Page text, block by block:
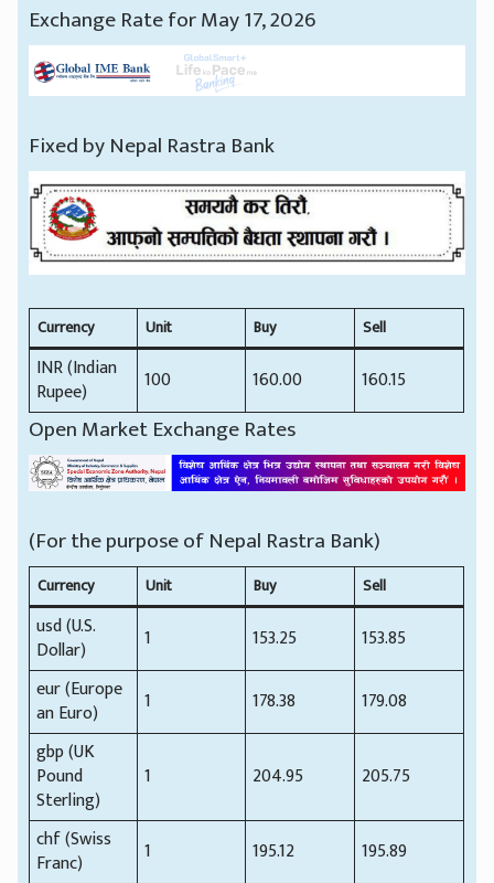
Exchange Rate for May 17, 2026
Fixed by Nepal Rastra Bank
Currency Unit Buy Sell
INR (Indian
Rupee)
100 160.00 160.15
Open Market Exchange Rates
(For the purpose of Nepal Rastra Bank)
Currency Unit Buy Sell
usd (U.S.
Dollar)
1 153.25
153.85
eur (Europe
an Euro)
1 178.38
179.08
gbp (UK
Pound
Sterling)
1 204.95 205.75
chf (Swiss
Franc)
1 195.12
195.89